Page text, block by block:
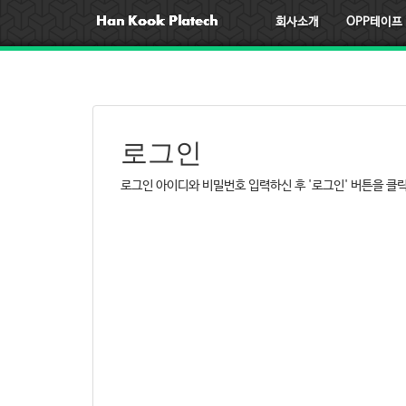
회사소개 OPP테이프
로그인
로그인 아이디와 비밀번호 입력하신 후 '로그인' 버튼을 클